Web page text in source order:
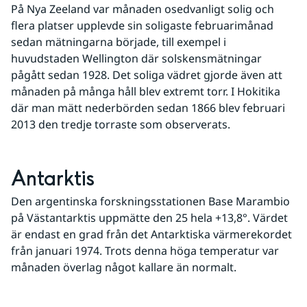
På Nya Zeeland var månaden osedvanligt solig och
flera platser upplevde sin soligaste februarimånad
sedan mätningarna började, till exempel i
huvudstaden Wellington där solskensmätningar
pågått sedan 1928. Det soliga vädret gjorde även att
månaden på många håll blev extremt torr. I Hokitika
där man mätt nederbörden sedan 1866 blev februari
2013 den tredje torraste som observerats.
Antarktis
Den argentinska forskningsstationen Base Marambio
på Västantarktis uppmätte den 25 hela +13,8°. Värdet
är endast en grad från det Antarktiska värmerekordet
från januari 1974. Trots denna höga temperatur var
månaden överlag något kallare än normalt.